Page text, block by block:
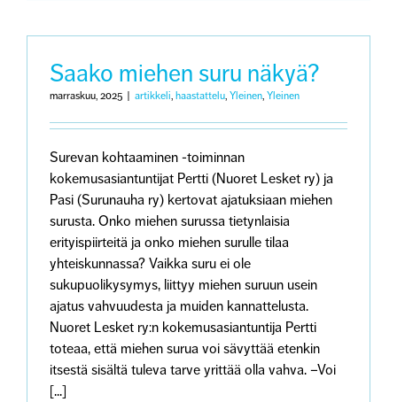
Saako miehen suru näkyä?
marraskuu, 2025 artikkeli, haastattelu, Yleinen, Yleinen
Surevan kohtaaminen -toiminnan
kokemusasiantuntijat Pertti (Nuoret Lesket ry) ja
Pasi (Surunauha ry) kertovat ajatuksiaan miehen
surusta. Onko miehen surussa tietynlaisia
erityispiirteitä ja onko miehen surulle tilaa
yhteiskunnassa? Vaikka suru ei ole
sukupuolikysymys, liittyy miehen suruun usein
ajatus vahvuudesta ja muiden kannattelusta.
Nuoret Lesket ry:n kokemusasiantuntija Pertti
toteaa, että miehen surua voi sävyttää etenkin
itsestä sisältä tuleva tarve yrittää olla vahva. –Voi
[...]